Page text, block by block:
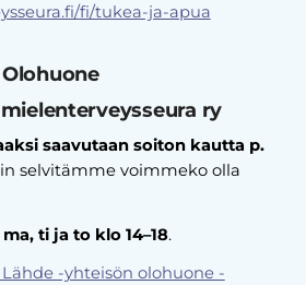
fi/tukea-ja-apua
ry
saavutaan soiton kautta p.
selvitämme voimmeko olla
ti ja to klo 14–18.
-yhteisön olohuone -